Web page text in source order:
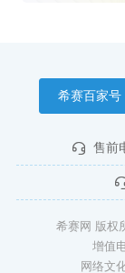
希赛百家号
售前
希赛网 版
增值
网络文